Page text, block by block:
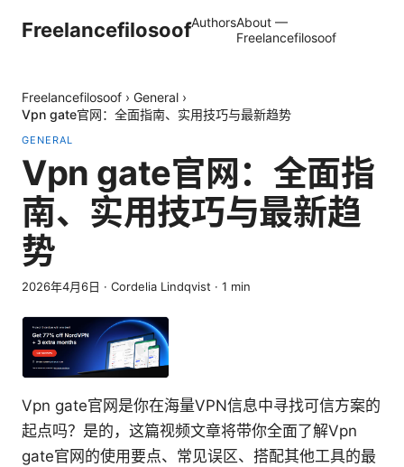
FreelancefilosoofAuthorsAbout —
Freelancefilosoof
Freelancefilosoof › General ›
Vpn gate官网：全面指南、实用技巧与最新趋势
GENERAL
Vpn gate官网：全面指
南、实用技巧与最新趋
势
2026年4月6日 · Cordelia Lindqvist · 1 min
Vpn gate官网是你在海量VPN信息中寻找可信方案的
起点吗？是的，这篇视频文章将带你全面了解Vpn
gate官网的使用要点、常见误区、搭配其他工具的最